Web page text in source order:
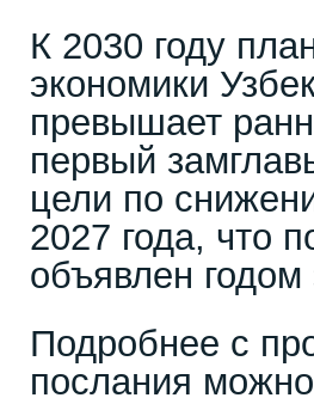
К 2030 году
экономики
превышает
первый
цели по
2027 года, что
объявлен
Подробнее с
послания